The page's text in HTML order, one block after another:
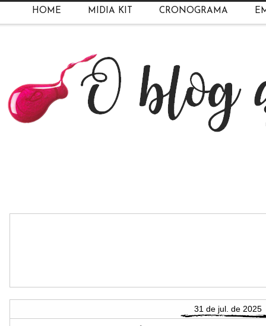
HOME MIDIA KIT CRONOGRAMA
31 de jul. de 2025